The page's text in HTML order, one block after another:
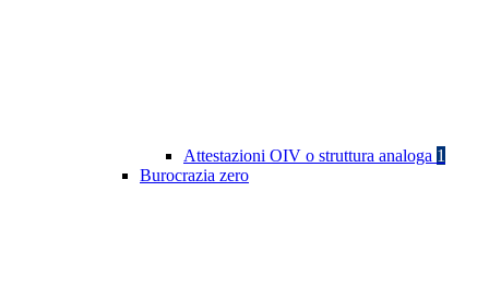
Attestazioni OIV o struttura analoga 1
Burocrazia zero